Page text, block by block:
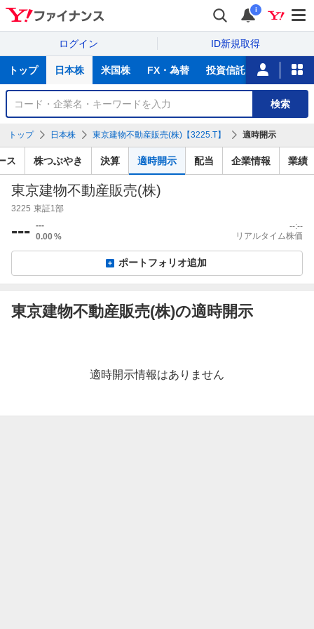
i
ログイン ID新規取得
サ
トップ 日本株 米国株 FX・為替 投資信託 ニュース
銘
検
索
検索
トップ 日本株 東京建物不動産販売(株)【3225.T】 適時開示
ス 株つぶやき 決算 適時開示 配当 企業情報 業績
東京建物不動産販売(株)
3225 東証1部
--- ---
0.00%
--:--
リアルタイム株価
ポートフォリオ追加
東京建物不動産販売(株)の適時開示
報
適時開示情報はありません